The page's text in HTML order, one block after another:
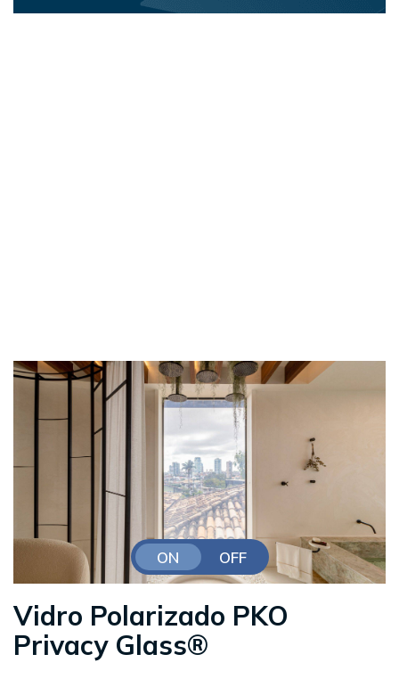
ON OFF
Vidro Polarizado PKO
Privacy Glass®